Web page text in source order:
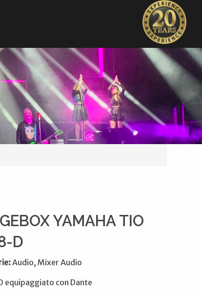
YAMAHA TIO
D
Audio, Mixer Audio
equipaggiato con Dante